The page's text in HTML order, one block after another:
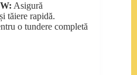
Asigură
tăiere rapidă.
o tundere completă